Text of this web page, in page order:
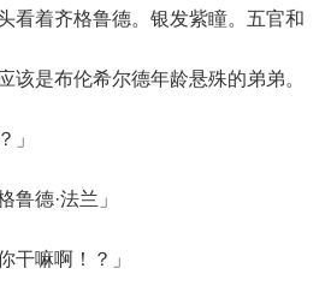
看着齐格鲁德。银发紫瞳。五官和
该是布伦希尔德年龄悬殊的弟弟。
」
德·法兰」
嘛啊！？」